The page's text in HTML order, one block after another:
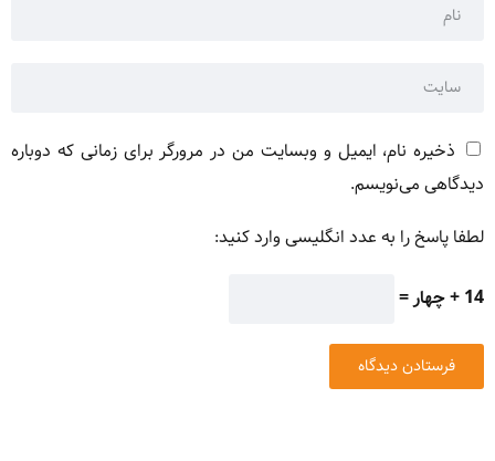
ذخیره نام، ایمیل و وبسایت من در مرورگر برای زمانی که دوباره
دیدگاهی می‌نویسم.
لطفا پاسخ را به عدد انگلیسی وارد کنید:
14 + چهار =